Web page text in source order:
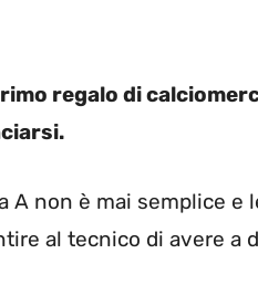
regalo di
A non è mai semplice
al tecnico di avere a